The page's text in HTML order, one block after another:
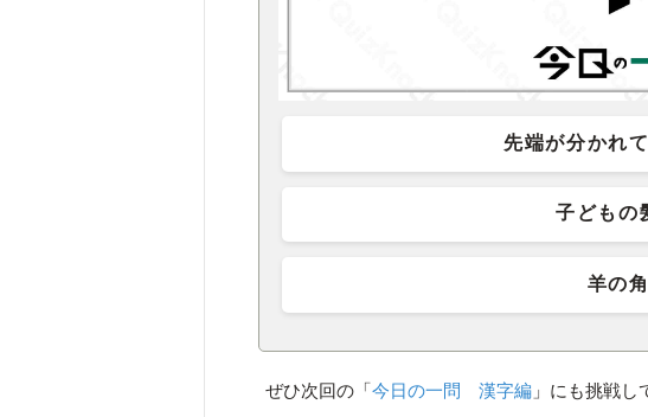
先端が分かれ
子どもの
羊の角
ぜひ次回の「今日の一問 漢字編 」にも挑戦し